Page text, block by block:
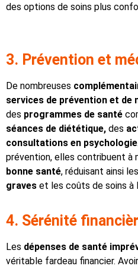
des options de soins plus
3. Prévention et
De nombreuses
services de prévention et de
des programmes de santé
séances de diététique, des
consultations en psychologie
prévention, elles contribuent à
bonne santé, réduisant ainsi les
graves et les coûts de soins à
4. Sérénité
Les dépenses de santé
véritable fardeau financier.